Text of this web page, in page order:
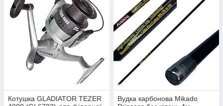
Котушка GLADIATOR TEZER
Вудка карбонова Mikado